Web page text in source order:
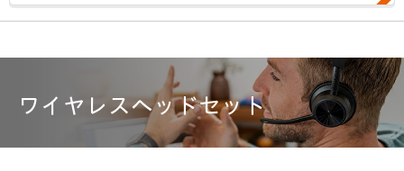
ワイヤレスヘッドセット